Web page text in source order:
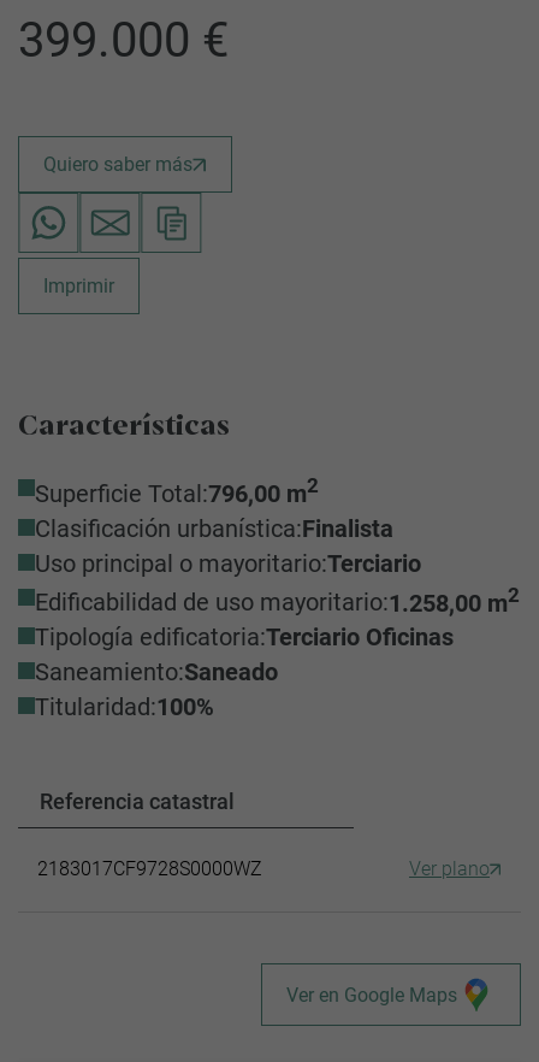
399.000 €
Quiero saber más
Imprimir
Características
Superficie Total:796,00 m2
Clasificación urbanística:Finalista
Uso principal o mayoritario:Terciario
Edificabilidad de uso mayoritario:1.258,00 m2
Tipología edificatoria:Terciario Oficinas
Saneamiento:Saneado
Titularidad:100%
Referencia catastral
2183017CF9728S0000WZ Ver plano
Ver en Google Maps